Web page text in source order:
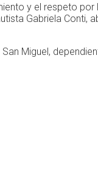
y el respeto por
Gabriela Conti,
Miguel,